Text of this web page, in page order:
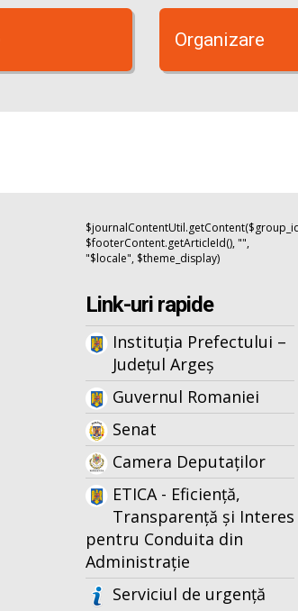
Organizare
$footerContent.getArticleId(), "",
"$locale", $theme_display)
Link-uri rapide
Instituția Prefectului –
Județul Argeș
Guvernul Romaniei
Senat
Camera Deputaților
ETICA - Eficiență,
Transparență și Interes
pentru Conduita din
Administrație
Serviciul de urgență